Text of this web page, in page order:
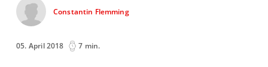
Constantin Flemming
05. April 2018 7 min.